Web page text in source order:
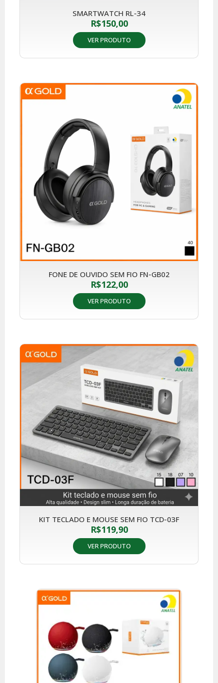
SMARTWATCH RL-34
R$150,00
VER PRODUTO
FONE DE OUVIDO SEM FIO FN-GB02
R$122,00
VER PRODUTO
KIT TECLADO E MOUSE SEM FIO TCD-03F
R$119,90
VER PRODUTO